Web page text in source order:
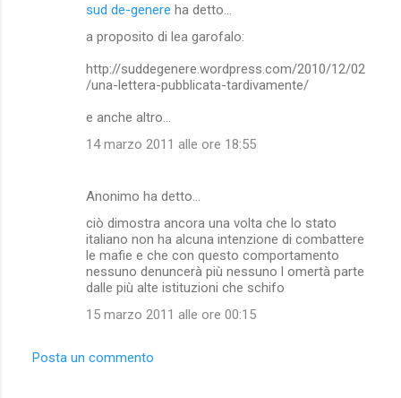
sud de-genere ha detto…
a proposito di lea garofalo:
http://suddegenere.wordpress.com/2010/12/02
/una-lettera-pubblicata-tardivamente/
e anche altro...
14 marzo 2011 alle ore 18:55
Anonimo ha detto…
ciò dimostra ancora una volta che lo stato
italiano non ha alcuna intenzione di combattere
le mafie e che con questo comportamento
nessuno denuncerà più nessuno l omertà parte
dalle più alte istituzioni che schifo
15 marzo 2011 alle ore 00:15
Posta un commento